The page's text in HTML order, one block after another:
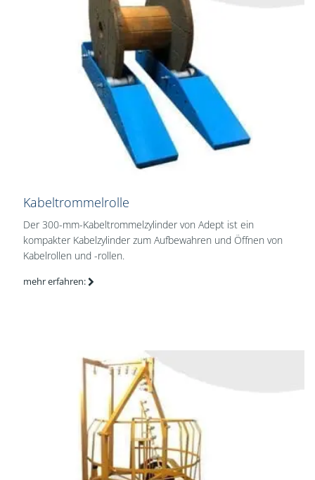
Kabeltrommelrolle
Der 300-mm-Kabeltrommelzylinder von Adept ist ein
kompakter Kabelzylinder zum Aufbewahren und Öffnen von
Kabelrollen und -rollen.
mehr erfahren: